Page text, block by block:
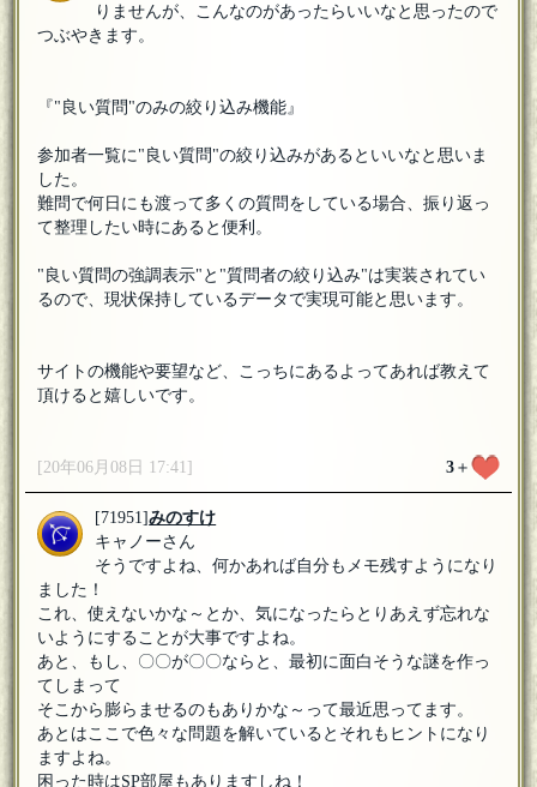
りませんが、こんなのがあったらいいなと思ったので
つぶやきます。
『"良い質問"のみの絞り込み機能』
参加者一覧に"良い質問"の絞り込みがあるといいなと思いま
した。
難問で何日にも渡って多くの質問をしている場合、振り返っ
て整理したい時にあると便利。
"良い質問の強調表示"と"質問者の絞り込み"は実装されてい
るので、現状保持しているデータで実現可能と思います。
サイトの機能や要望など、こっちにあるよってあれば教えて
頂けると嬉しいです。
[20年06月08日 17:41] 3＋
[71951]みのすけ
キャノーさん
そうですよね、何かあれば自分もメモ残すようになり
ました！
これ、使えないかな～とか、気になったらとりあえず忘れな
いようにすることが大事ですよね。
あと、もし、〇〇が〇〇ならと、最初に面白そうな謎を作っ
てしまって
そこから膨らませるのもありかな～って最近思ってます。
あとはここで色々な問題を解いているとそれもヒントになり
ますよね。
困った時はSP部屋もありますしね！